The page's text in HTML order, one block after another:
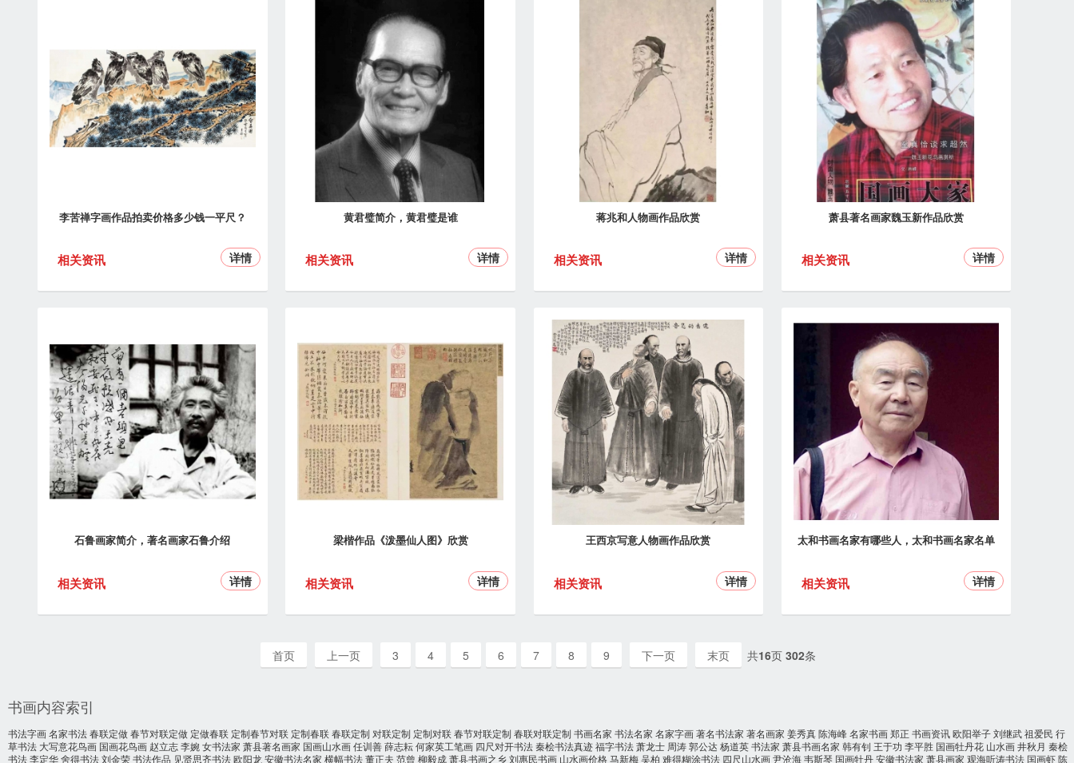
李苦禅字画作品拍卖价格多少钱一平尺？
相关资讯 详情
黄君璧简介，黄君璧是谁
相关资讯 详情
蒋兆和人物画作品欣赏
相关资讯 详情
萧县著名画家魏玉新作品欣赏
相关资讯 详情
石鲁画家简介，著名画家石鲁介绍
相关资讯 详情
梁楷作品《泼墨仙人图》欣赏
相关资讯 详情
王西京写意人物画作品欣赏
相关资讯 详情
太和书画名家有哪些人，太和书画名家名单
相关资讯 详情
首页 上一页 3 4 5 6 7 8 9 下一页 末页 共16页 302条
书画内容索引
书法字画名家书法春联定做春节对联定做 定做春联 定制春节对联 定制春联春联定制 对联定制 定制对联春节对联定制 春联对联定制 书画名家 书法名家 名家字画著名书法家 著名画家 姜秀真陈海峰名家书画郑正 书画资讯欧阳举子刘继武祖爱民 行
草书法 大写意花鸟画 国画花鸟画 赵立志李婉 女书法家 萧县著名画家 国画山水画任训善薛志耘何家英工笔画 四尺对开书法秦桧书法真迹福字书法萧龙士 周涛郭公达杨道英书法家 萧县书画名家 韩有钊 王于功 李平胜 国画牡丹花 山水画井秋月 秦桧
书法李定华舍得书法刘金荣书法作品 见贤思齐书法欧阳龙安徽书法名家 横幅书法董正夫 范曾 柳毅成萧县书画之乡刘惠民书画 山水画价格马新梅吴柏 难得糊涂书法 四尺山水画尹沧海韦斯琴 国画牡丹安徽书法家 萧县画家 观海听涛书法 国画虾陈